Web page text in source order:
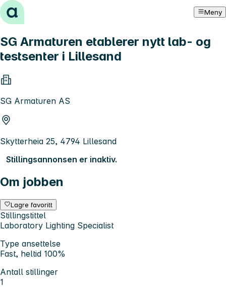
Hopp til innhold Meny
SG Armaturen etablerer nytt lab- og
testsenter i Lillesand
SG Armaturen AS
Skytterheia 25, 4794 Lillesand
Stillingsannonsen er inaktiv.
Om jobben
Lagre favoritt
Stillingstittel
Laboratory Lighting Specialist
Type ansettelse
Fast, heltid 100%
Antall stillinger
1